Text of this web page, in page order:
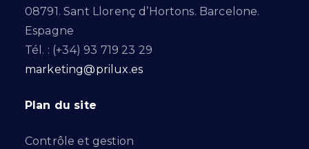
08791. Sant Llorenç d’Hortons. Barcelone.
Espagne
Tél. : (+34) 93 719 23 29
marketing@prilux.es
Plan du site
Contrôle et gestion